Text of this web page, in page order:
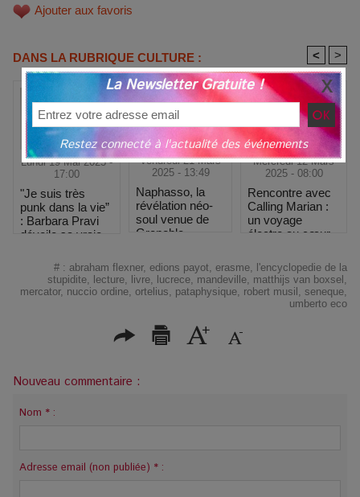
Ajouter aux favoris
DANS LA RUBRIQUE CULTURE : < >
Lundi 19 Mai 2025 -
17:00
"Je suis très
punk dans la vie”
: Barbara Pravi
dévoile sa vraie
Printemps de
Bourges
Vendredi 21 Mars
2025 - 13:49
Naphasso, la
révélation néo-
soul venue de
Grenoble
Mercredi 12 Mars
2025 - 08:00
Rencontre avec
Calling Marian :
un voyage
électro au cœur
# : abraham flexner, edions payot, erasme, l'encyclopedie de la
stupidite, lecture, livre, lucrece, mandeville, matthijs van boxsel ,
mercator, nuccio ordine, ortelius, pataphysique, robert musil , seneque,
umberto eco
Nouveau commentaire :
Nom * :
Adresse email (non publiée) * :
La Newsletter Gratuite !
Restez connecté à l'actualité des événements